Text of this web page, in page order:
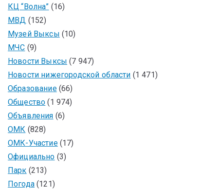
КЦ “Волна” (16)
МВД (152)
Музей Выксы (10)
МЧС (9)
Новости Выксы (7 947)
Новости нижегородской области (1 471)
Образование(66)
Общество (1 974)
Объявления (6)
ОМК (828)
ОМК-Участие(17)
Официально (3)
Парк (213)
Погода(121)